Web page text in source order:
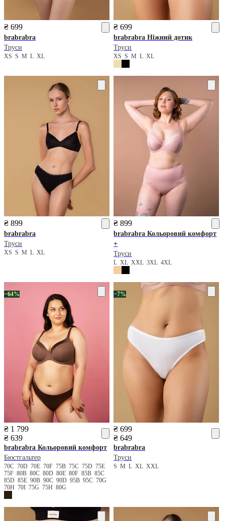
₴ 699
brabrabra
Труси
XS S M L XL
₴ 699
brabrabra Ніжний дотик
Труси
XSSMLXL
₴ 899
brabrabra
Труси
XS S M L XL
₴ 899
brabrabra Кольоровий комфорт
+
Труси
LXLXXL3XL4XL
−64%
₴ 1 799
₴ 639
brabrabra Кольоровий комфорт
Бюстгальтер
70C 70D 70E 70F 75B 75C 75D 75E
75F 80B 80C 80D 80E 80F 85B 85C
85D 85E 90B 90C 90D 95B 95C 70G
70H 70I 75G 75H 80G
−7%
₴ 699
₴ 649
brabrabra
Труси
SMLXLXXL